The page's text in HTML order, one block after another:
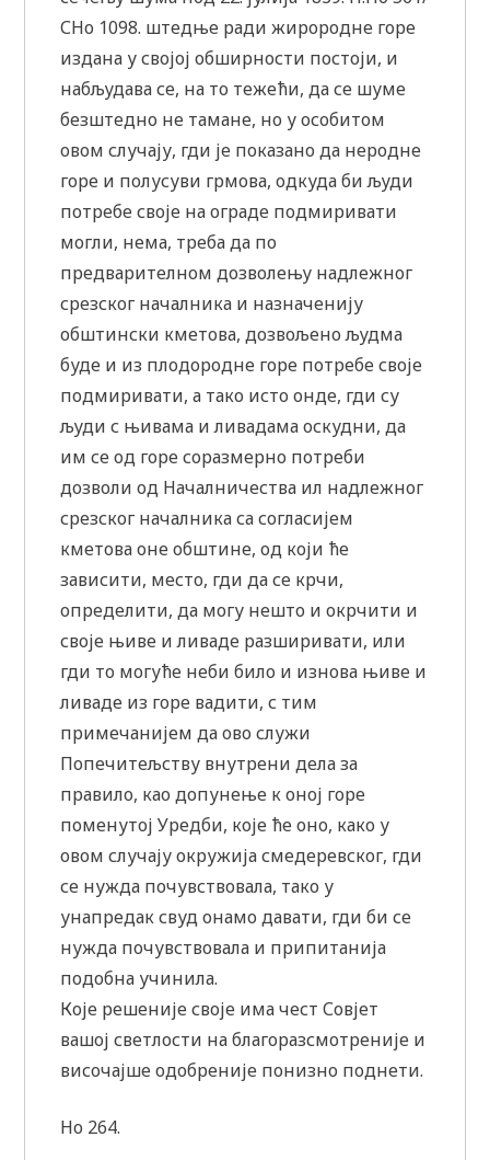
СНо 1098. штедње ради жирородне горе
издана у својој обширности постоји, и
набљудава се, на то тежећи, да се шуме
безштедно не тамане, но у особитом
овом случају, гди је показано да неродне
горе и полусуви грмова, одкуда би људи
потребе своје на ограде подмиривати
могли, нема, треба да по
предварителном дозволењу надлежног
срезског началника и назначенију
обштински кметова, дозвољено људма
буде и из плодородне горе потребе своје
подмиривати, а тако исто онде, гди су
људи с њивама и ливадама оскудни, да
им се од горе соразмерно потреби
дозволи од Началничества ил надлежног
срезског началника са согласијем
кметова оне обштине, од који ће
зависити, место, гди да се крчи,
определити, да могу нешто и окрчити и
своје њиве и ливаде разширивати, или
гди то могуће неби било и изнова њиве и
ливаде из горе вадити, с тим
примечанијем да ово служи
Попечитељству внутрени дела за
правило, као допунење к оној горе
поменутој Уредби, које ће оно, како у
овом случају окружија смедеревског, гди
се нужда почувствовала, тако у
унапредак свуд онамо давати, гди би се
нужда почувствовала и припитанија
подобна учинила.
Које решеније своје има чест Совјет
вашој светлости на благоразсмотреније и
височајше одобреније понизно поднети.
Но 264.